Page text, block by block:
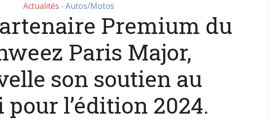
Actualités • Autos/Motos
Premium du
Paris Major,
son soutien au
l’édition 2024.